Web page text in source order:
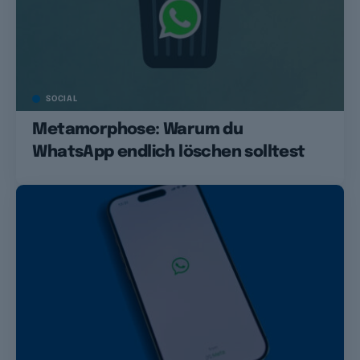
SOCIAL
Metamorphose: Warum du
WhatsApp endlich löschen solltest